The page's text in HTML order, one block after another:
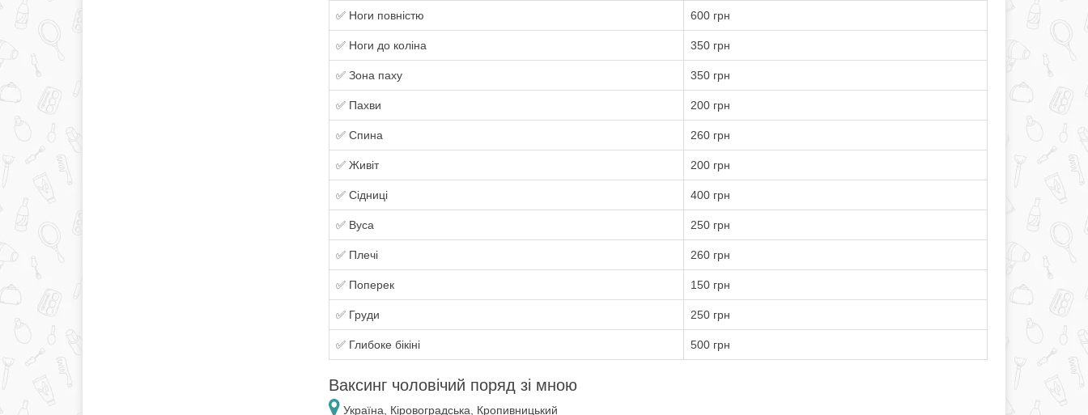
✅ Ноги повністю 600 грн
✅ Ноги до коліна 350 грн
✅ Зона паху 350 грн
✅ Пахви 200 грн
✅ Спина 260 грн
✅ Живіт 200 грн
✅ Сідниці 400 грн
✅ Вуса 250 грн
✅ Плечі 260 грн
✅ Поперек 150 грн
✅ Груди 250 грн
✅ Глибоке бікіні 500 грн
Ваксинг чоловічий поряд зі мною
Україна, Кіровоградська, Кропивницький